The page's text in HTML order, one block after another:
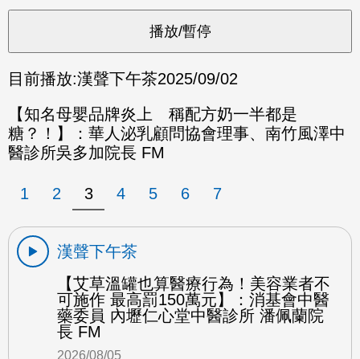
目前播放:漢聲下午茶2025/09/02
【知名母嬰品牌炎上 稱配方奶一半都是
糖？！】：華人泌乳顧問協會理事、南竹風澤中
醫診所吳多加院長 FM
1 2 3 4 5 6 7
漢聲下午茶
【艾草溫罐也算醫療行為！美容業者不
可施作 最高罰150萬元】：消基會中醫
藥委員 內壢仁心堂中醫診所 潘佩蘭院
長 FM
2026/08/05